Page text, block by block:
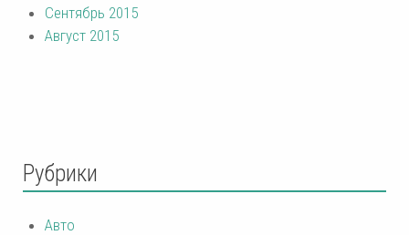
Сентябрь 2015
Август 2015
Рубрики
Авто